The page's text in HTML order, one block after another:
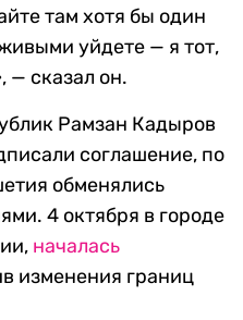
там хотя бы один
уйдете — я тот,
— сказал он.
Рамзан Кадыров
соглашение, по
обменялись
4 октября в городе
началась
изменения границ